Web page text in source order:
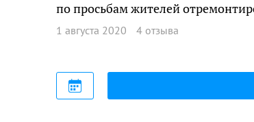
по просьбам жителей
1 августа 2020 4 отзыва